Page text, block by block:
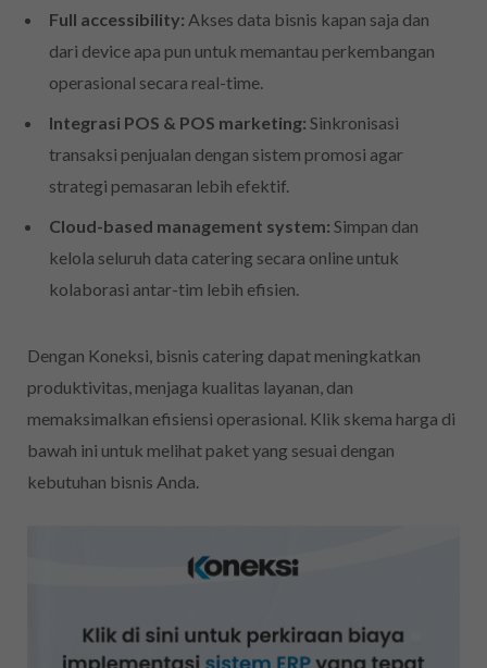
Full accessibility: Akses data bisnis kapan saja dan
dari device apa pun untuk memantau perkembangan
operasional secara real-time.
Integrasi POS & POS marketing: Sinkronisasi
transaksi penjualan dengan sistem promosi agar
strategi pemasaran lebih efektif.
Cloud-based management system: Simpan dan
kelola seluruh data catering secara online untuk
kolaborasi antar-tim lebih efisien.
Dengan Koneksi, bisnis catering dapat meningkatkan
produktivitas, menjaga kualitas layanan, dan
memaksimalkan efisiensi operasional. Klik skema harga di
bawah ini untuk melihat paket yang sesuai dengan
kebutuhan bisnis Anda.